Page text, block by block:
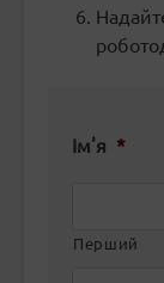
Ім'я *
Перший